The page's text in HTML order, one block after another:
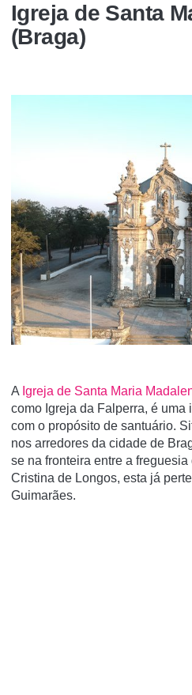
Igreja de Santa
(Braga)
A Igreja de Santa Maria
como Igreja da Falperra, é uma
com o propósito de santuário.
nos arredores da cidade de
se na fronteira entre a
Cristina de Longos, esta já
Guimarães.